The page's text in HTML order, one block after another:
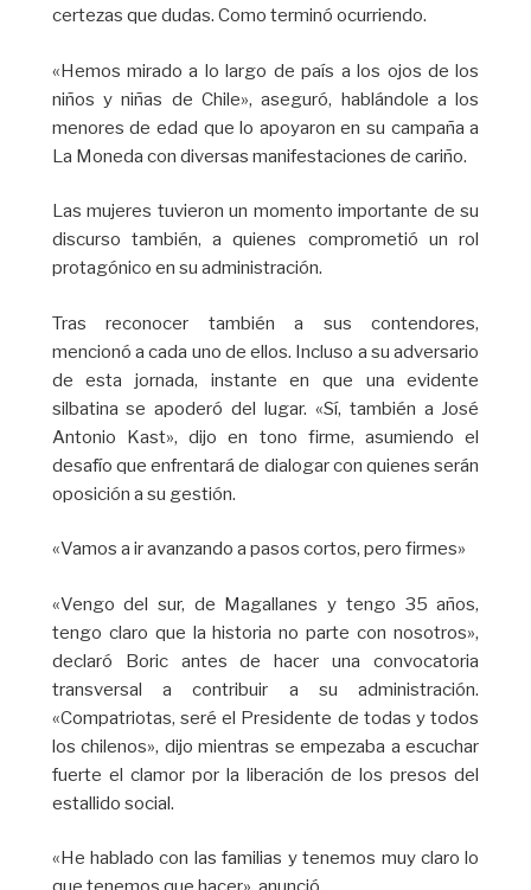
certezas que dudas. Como terminó ocurriendo.
«Hemos mirado a lo largo de país a los ojos de los
niños y niñas de Chile», aseguró, hablándole a los
menores de edad que lo apoyaron en su campaña a
La Moneda con diversas manifestaciones de cariño.
Las mujeres tuvieron un momento importante de su
discurso también, a quienes comprometió un rol
protagónico en su administración.
Tras reconocer también a sus contendores,
mencionó a cada uno de ellos. Incluso a su adversario
de esta jornada, instante en que una evidente
silbatina se apoderó del lugar. «Sí, también a José
Antonio Kast», dijo en tono firme, asumiendo el
desafío que enfrentará de dialogar con quienes serán
oposición a su gestión.
«Vamos a ir avanzando a pasos cortos, pero firmes»
«Vengo del sur, de Magallanes y tengo 35 años,
tengo claro que la historia no parte con nosotros»,
declaró Boric antes de hacer una convocatoria
transversal a contribuir a su administración.
«Compatriotas, seré el Presidente de todas y todos
los chilenos», dijo mientras se empezaba a escuchar
fuerte el clamor por la liberación de los presos del
estallido social.
«He hablado con las familias y tenemos muy claro lo